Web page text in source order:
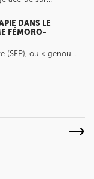
DANS LE
FÉMORO-
(SFP), ou « genou…